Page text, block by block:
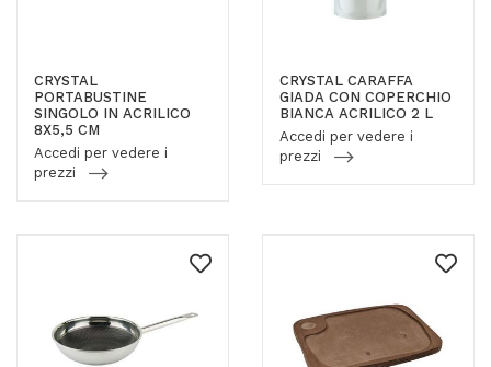
CRYSTAL
PORTABUSTINE
SINGOLO IN ACRILICO
8X5,5 CM
Accedi per vedere i
prezzi
CRYSTAL CARAFFA
GIADA CON COPERCHIO
BIANCA ACRILICO 2 L
Accedi per vedere i
prezzi